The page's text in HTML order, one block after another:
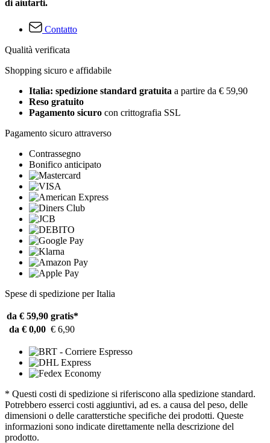
di aiutarti.
Contatto
Qualità verificata
Shopping sicuro e affidabile
Italia: spedizione standard gratuita a partire da € 59,90
Reso gratuito
Pagamento sicuro con crittografia SSL
Pagamento sicuro attraverso
Contrassegno
Bonifico anticipato
Spese di spedizione per Italia
da € 59,90 gratis*
da € 0,00 € 6,90
* Questi costi di spedizione si riferiscono alla spedizione standard.
Potrebbero esserci costi aggiuntivi, ad es. a causa del peso, delle
dimensioni o delle caratterstiche specifiche dei prodotti. Queste
informazioni sono indicate direttamente nella descrizione del
prodotto.